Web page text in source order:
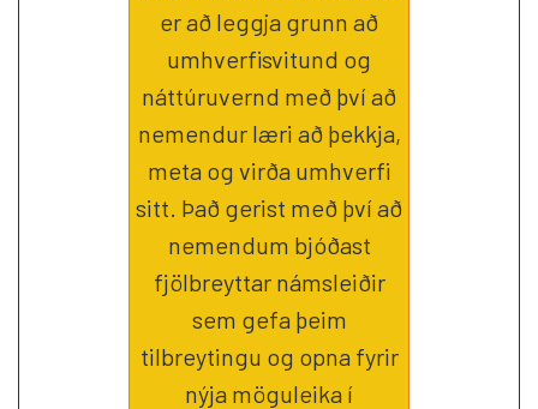
er að leggja grunn að
umhverfisvitund og
náttúruvernd með því að
nemendur læri að þekkja,
meta og virða umhverfi
sitt. Það gerist með því að
nemendum bjóðast
fjölbreyttar námsleiðir
sem gefa þeim
tilbreytingu og opna fyrir
nýja möguleika í